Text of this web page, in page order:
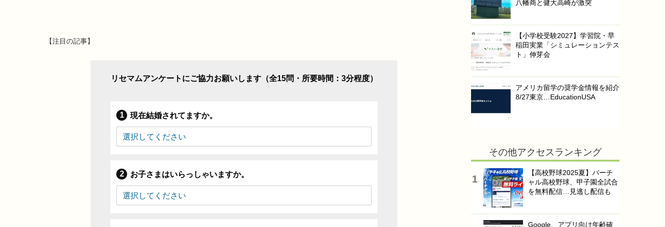
【注目の記事】
リセマムアンケートにご協力お願いします（全15問・所要時間：3分程度）
現在結婚されてますか。
お子さまはいらっしゃいますか。
八幡商と健大高崎が激突
【小学校受験2027】学習院・早
稲田実業「シミュレーションテス
ト」伸芽会
アメリカ留学の奨学金情報を紹介
8/27東京…EducationUSA
その他アクセスランキング
【高校野球2025夏】バーチ
ャル高校野球、甲子園全試合
を無料配信…見逃し配信も
Google、アプリ向け年齢確